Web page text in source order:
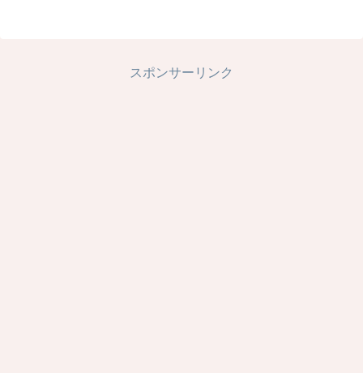
スポンサーリンク